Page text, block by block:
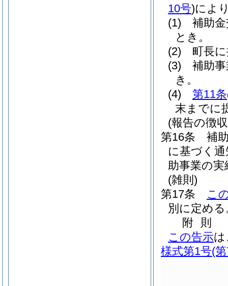
10号)によ
(1)
補助
とき。
(2)
町長
(3)
補助
き。
(4)
第11条
末までに
(報告の徴
第16条
補
に基づく
助事業の
(雑則)
第17条
こ
別に定める
附 則
この告示は
様式第1号(